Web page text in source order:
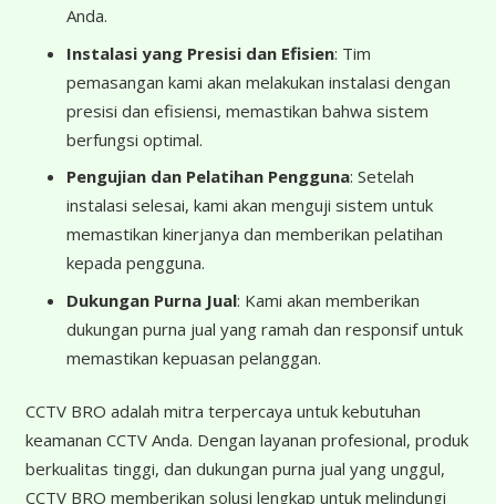
Anda.
Instalasi yang Presisi dan Efisien: Tim
pemasangan kami akan melakukan instalasi dengan
presisi dan efisiensi, memastikan bahwa sistem
berfungsi optimal.
Pengujian dan Pelatihan Pengguna: Setelah
instalasi selesai, kami akan menguji sistem untuk
memastikan kinerjanya dan memberikan pelatihan
kepada pengguna.
Dukungan Purna Jual: Kami akan memberikan
dukungan purna jual yang ramah dan responsif untuk
memastikan kepuasan pelanggan.
CCTV BRO adalah mitra terpercaya untuk kebutuhan
keamanan CCTV Anda. Dengan layanan profesional, produk
berkualitas tinggi, dan dukungan purna jual yang unggul,
CCTV BRO memberikan solusi lengkap untuk melindungi